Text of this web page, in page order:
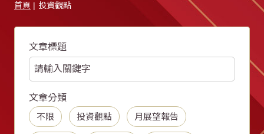
首頁 投資觀點
文章標題
文章分類
不限
投資觀點 月展望報告